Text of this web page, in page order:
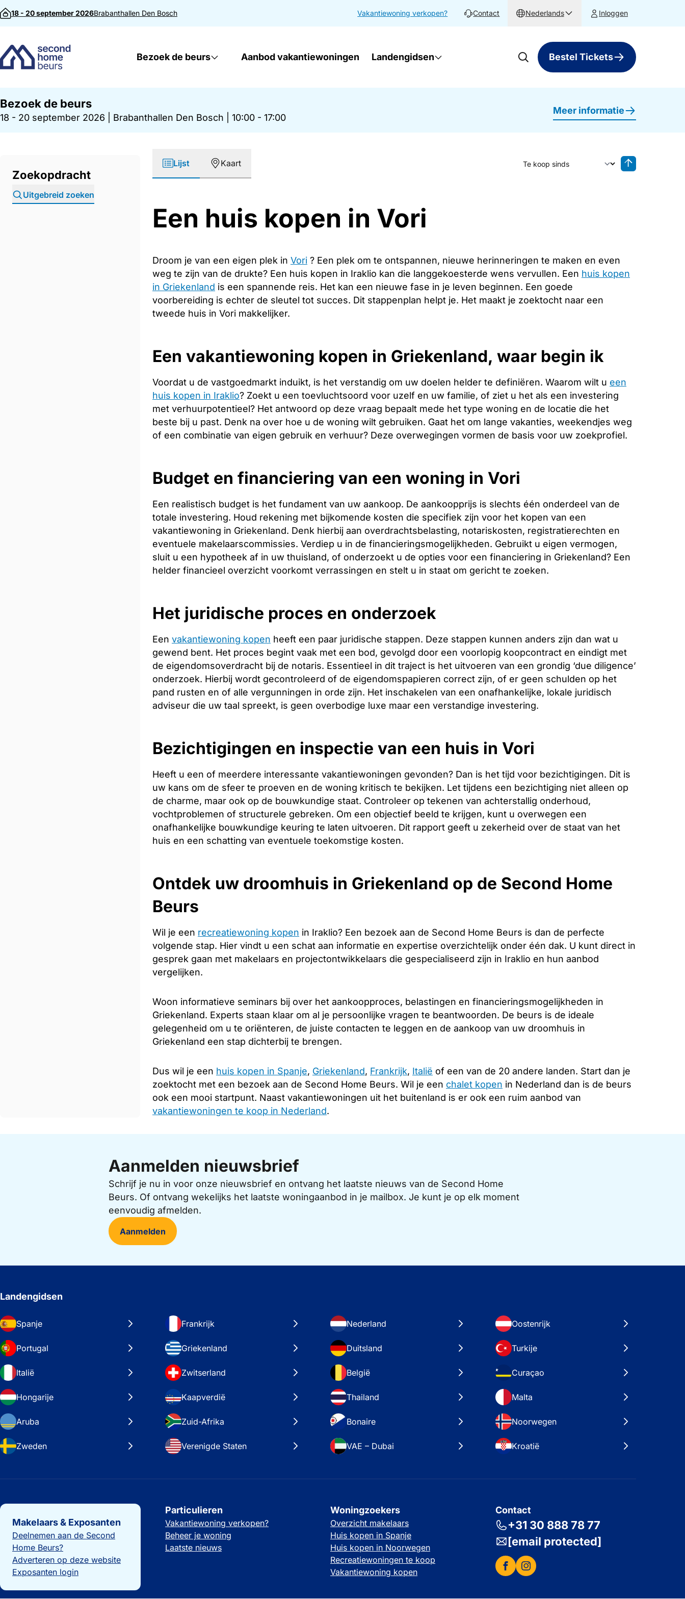
Direct naar inhoud
18 - 20 september 2026Brabanthallen Den Bosch Vakantiewoning verkopen? Contact Nederlands Inloggen
Bezoek de beurs Aanbod vakantiewoningen Landengidsen Bestel Tickets
Bezoek de beurs
18 - 20 september 2026 Brabanthallen Den Bosch 10:00 - 17:00
Meer informatie
Zoekopdracht
Uitgebreid zoeken
Lijst Kaart
Sorteer op
Een huis kopen in Vori
Droom je van een eigen plek in Vori ? Een plek om te ontspannen, nieuwe herinneringen te maken en even
weg te zijn van de drukte? Een huis kopen in Iraklio kan die langgekoesterde wens vervullen. Een huis kopen
in Griekenland is een spannende reis. Het kan een nieuwe fase in je leven beginnen. Een goede
voorbereiding is echter de sleutel tot succes. Dit stappenplan helpt je. Het maakt je zoektocht naar een
tweede huis in Vori makkelijker.
Een vakantiewoning kopen in Griekenland, waar begin ik
Voordat u de vastgoedmarkt induikt, is het verstandig om uw doelen helder te definiëren. Waarom wilt u een
huis kopen in Iraklio? Zoekt u een toevluchtsoord voor uzelf en uw familie, of ziet u het als een investering
met verhuurpotentieel? Het antwoord op deze vraag bepaalt mede het type woning en de locatie die het
beste bij u past. Denk na over hoe u de woning wilt gebruiken. Gaat het om lange vakanties, weekendjes weg
of een combinatie van eigen gebruik en verhuur? Deze overwegingen vormen de basis voor uw zoekprofiel.
Budget en financiering van een woning in Vori
Een realistisch budget is het fundament van uw aankoop. De aankoopprijs is slechts één onderdeel van de
totale investering. Houd rekening met bijkomende kosten die specifiek zijn voor het kopen van een
vakantiewoning in Griekenland. Denk hierbij aan overdrachtsbelasting, notariskosten, registratierechten en
eventuele makelaarscommissies. Verdiep u in de financieringsmogelijkheden. Gebruikt u eigen vermogen,
sluit u een hypotheek af in uw thuisland, of onderzoekt u de opties voor een financiering in Griekenland? Een
helder financieel overzicht voorkomt verrassingen en stelt u in staat om gericht te zoeken.
Het juridische proces en onderzoek
Een vakantiewoning kopen heeft een paar juridische stappen. Deze stappen kunnen anders zijn dan wat u
gewend bent. Het proces begint vaak met een bod, gevolgd door een voorlopig koopcontract en eindigt met
de eigendomsoverdracht bij de notaris. Essentieel in dit traject is het uitvoeren van een grondig ‘due diligence’
onderzoek. Hierbij wordt gecontroleerd of de eigendomspapieren correct zijn, of er geen schulden op het
pand rusten en of alle vergunningen in orde zijn. Het inschakelen van een onafhankelijke, lokale juridisch
adviseur die uw taal spreekt, is geen overbodige luxe maar een verstandige investering.
Bezichtigingen en inspectie van een huis in Vori
Heeft u een of meerdere interessante vakantiewoningen gevonden? Dan is het tijd voor bezichtigingen. Dit is
uw kans om de sfeer te proeven en de woning kritisch te bekijken. Let tijdens een bezichtiging niet alleen op
de charme, maar ook op de bouwkundige staat. Controleer op tekenen van achterstallig onderhoud,
vochtproblemen of structurele gebreken. Om een objectief beeld te krijgen, kunt u overwegen een
onafhankelijke bouwkundige keuring te laten uitvoeren. Dit rapport geeft u zekerheid over de staat van het
huis en een schatting van eventuele toekomstige kosten.
Ontdek uw droomhuis in Griekenland op de Second Home
Beurs
Wil je een recreatiewoning kopen in Iraklio? Een bezoek aan de Second Home Beurs is dan de perfecte
volgende stap. Hier vindt u een schat aan informatie en expertise overzichtelijk onder één dak. U kunt direct in
gesprek gaan met makelaars en projectontwikkelaars die gespecialiseerd zijn in Iraklio en hun aanbod
vergelijken.
Woon informatieve seminars bij over het aankoopproces, belastingen en financieringsmogelijkheden in
Griekenland. Experts staan klaar om al je persoonlijke vragen te beantwoorden. De beurs is de ideale
gelegenheid om u te oriënteren, de juiste contacten te leggen en de aankoop van uw droomhuis in
Griekenland een stap dichterbij te brengen.
Dus wil je een huis kopen in Spanje, Griekenland, Frankrijk, Italië of een van de 20 andere landen. Start dan je
zoektocht met een bezoek aan de Second Home Beurs. Wil je een chalet kopen in Nederland dan is de beurs
ook een mooi startpunt. Naast vakantiewoningen uit het buitenland is er ook een ruim aanbod van
vakantiewoningen te koop in Nederland.
Aanmelden nieuwsbrief
Schrijf je nu in voor onze nieuwsbrief en ontvang het laatste nieuws van de Second Home
Beurs. Of ontvang wekelijks het laatste woningaanbod in je mailbox. Je kunt je op elk moment
eenvoudig afmelden.
Aanmelden
Landengidsen
Spanje Frankrijk Nederland Oostenrijk
Portugal Griekenland Duitsland Turkije
Italië Zwitserland België Curaçao
Hongarije Kaapverdië Thailand Malta
Aruba Zuid-Afrika Bonaire Noorwegen
Zweden Verenigde Staten VAE – Dubai Kroatië
Belangrijke links
Makelaars & Exposanten
Deelnemen aan de Second
Home Beurs?
Adverteren op deze website
Exposanten login
Particulieren
Vakantiewoning verkopen?
Beheer je woning
Laatste nieuws
Woningzoekers
Overzicht makelaars
Huis kopen in Spanje
Huis kopen in Noorwegen
Recreatiewoningen te koop
Vakantiewoning kopen
Contact
+31 30 888 78 77
[email protected]